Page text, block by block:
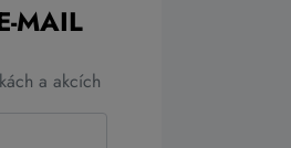
MAIL
a akcích